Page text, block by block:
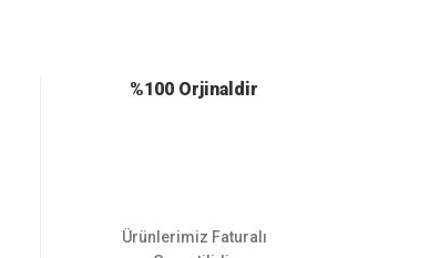
%100 Orjinaldir
Ürünlerimiz Faturalı